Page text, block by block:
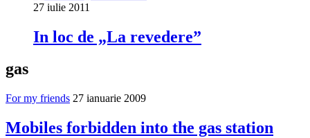
27 iulie 2011
In loc de „La revedere”
gas
For my friends 27 ianuarie 2009
Mobiles forbidden into the gas station